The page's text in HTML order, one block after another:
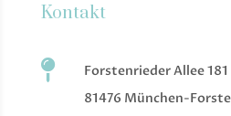
Kontakt

Forstenrieder Allee 181
81476 München-